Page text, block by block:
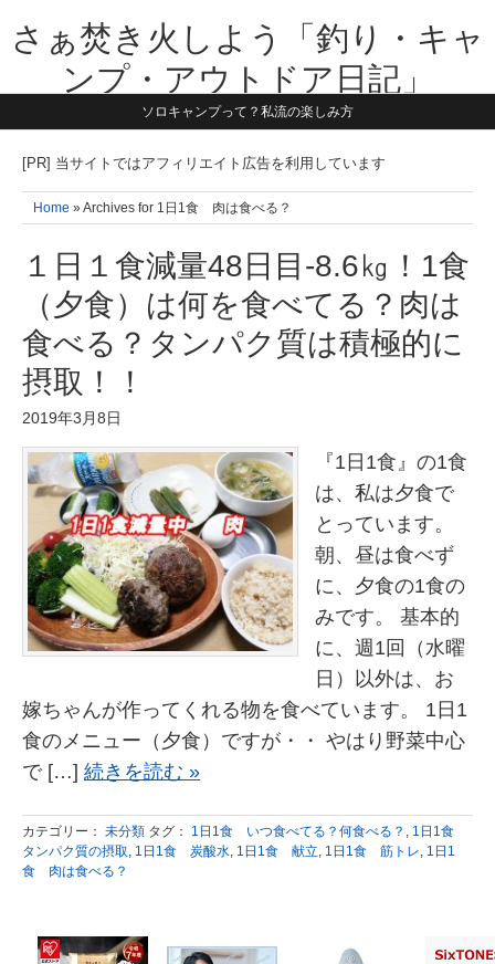
さぁ焚き火しよう「釣り・キャ
ンプ・アウトドア日記」
【テーマは子供と一緒に本気で遊ぶ】1981年うまれ・横浜在住。妻と3
す。同じ世代のお父さんに読んで頂けたら嬉しいです！よろしくお願い
ソロキャンプって？私流の楽しみ方
[PR] 当サイトではアフィリエイト広告を利用しています
Home » Archives for 1日1食 肉は食べる？
１日１食減量48日目-8.6㎏！1食
（夕食）は何を食べてる？肉は
食べる？タンパク質は積極的に
摂取！！
2019年3月8日
『1日1食』の1食
は、私は夕食で
とっています。
朝、昼は食べず
に、夕食の1食の
みです。 基本的
に、週1回（水曜
日）以外は、お
嫁ちゃんが作ってくれる物を食べています。 1日1
食のメニュー（夕食）ですが・・ やはり野菜中心
で […] 続きを読む »
カテゴリー： 未分類 タグ： 1日1食 いつ食べてる？何食べる？ , 1日1食
タンパク質の摂取, 1日1食 炭酸水, 1日1食 献立, 1日1食 筋トレ, 1日1
食 肉は食べる？